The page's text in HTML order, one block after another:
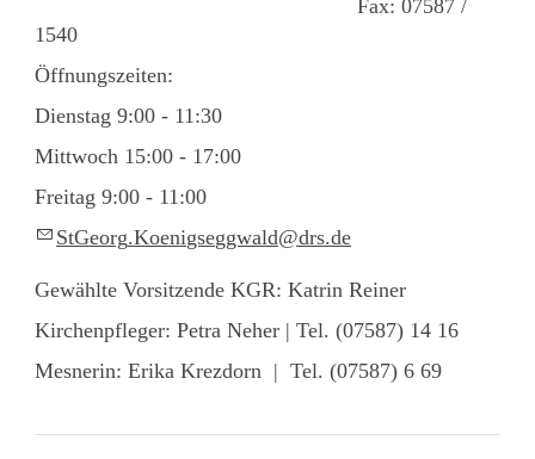
Fax: 07587 /
1540
Öffnungszeiten:
Dienstag 9:00 - 11:30
Mittwoch 15:00 - 17:00
Freitag 9:00 - 11:00
StG
rg K n gs ggw ld drs d
Gewählte Vorsitzende KGR: Katrin Reiner
Kirchenpfleger: Petra Neher | Tel. (07587) 14 16
Mesnerin: Erika Krezdorn | Tel. (07587) 6 69